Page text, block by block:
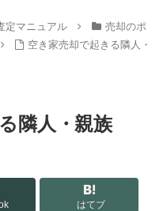
定マニュアル
売却のポ
空き家売却で起きる隣人・
隣人・親族
はてブ